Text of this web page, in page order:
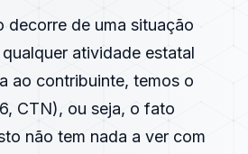
decorre de uma situação
atividade estatal
ao contribuinte, temos o
CTN), ou seja, o fato
não tem nada a ver com